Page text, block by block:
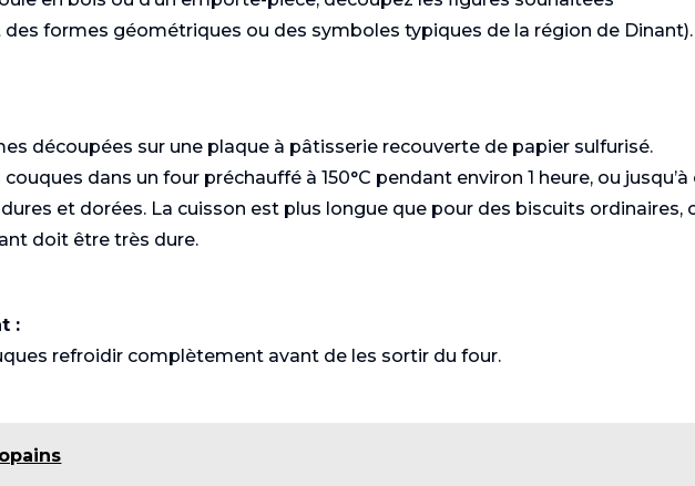
des formes géométriques ou des symboles typiques de la région de Dinant).
découpées sur une plaque à pâtisserie recouverte de papier sulfurisé.
couques dans un four préchauffé à 150°C pendant environ 1 heure, ou jusqu’à
dures et dorées. La cuisson est plus longue que pour des biscuits ordinaires,
doit être très dure.
:
refroidir complètement avant de les sortir du four.
Saumon aux
asperges
Toast aux
champignons
Filet de porc
sauce à la
aux